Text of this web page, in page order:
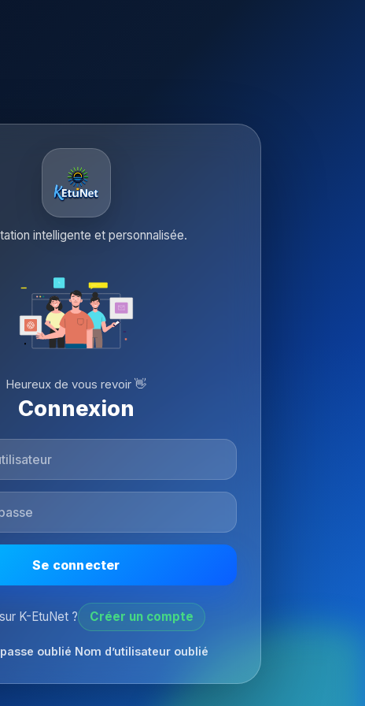
intelligente et personnalisée.
Heureux de vous revoir 👋
Connexion
Se connecter
K-EtuNet ? Créer un compte
oublié Nom d’utilisateur oublié